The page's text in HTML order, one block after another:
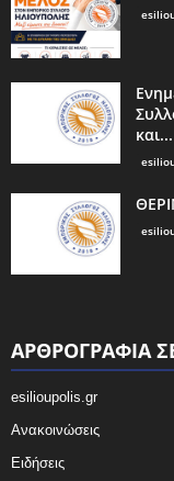
και...
ΑΡΘΡΟΓΡΑΦΙΑ
esilioupolis.gr
Ανακοινώσεις
Ειδήσεις